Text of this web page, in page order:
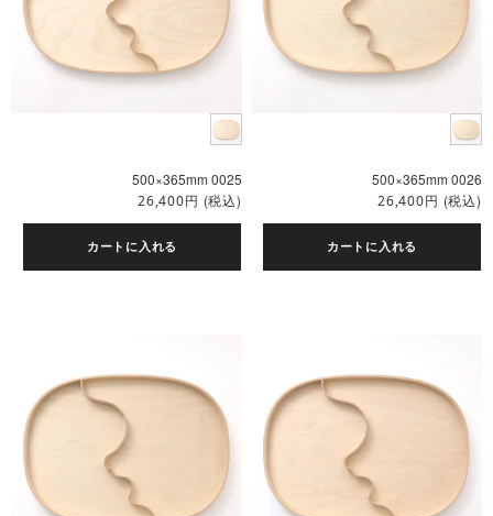
500×365mm 0025
26,400円 (税込)
カートに入れる
500×365mm 0026
26,400円 (税込)
カートに入れる